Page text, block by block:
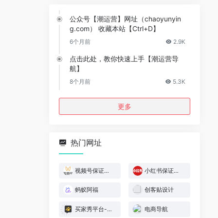
公众号【潮运营】网址（chaoyunyin
g.com） 收藏本站【Ctrl+D】
6个月前 2.9K
点击此处，教你快速上手【潮运营导
航】
8个月前 5.3K
更多
热门网址
视频号保证金规则 小红书保证金规则
蚂蚁阿福 创客贴设计
买家秀平台-模特喵喵 电商导航